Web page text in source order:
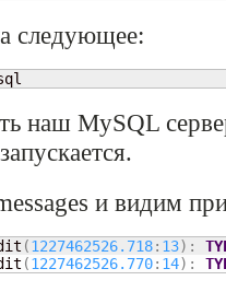
следующее:
наш MySQL
и видим
(1227462526.718: 13) :
(1227462526.770: 14) :